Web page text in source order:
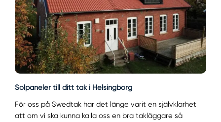
Solpaneler till ditt tak i Helsingborg
För oss på Swedtak har det länge varit en självklarhet
att om vi ska kunna kalla oss en bra takläggare så